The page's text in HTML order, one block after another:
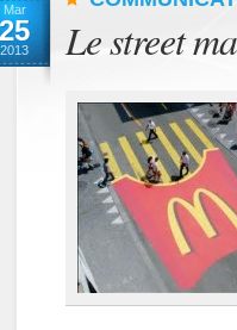
Mar
25
2013 Le street